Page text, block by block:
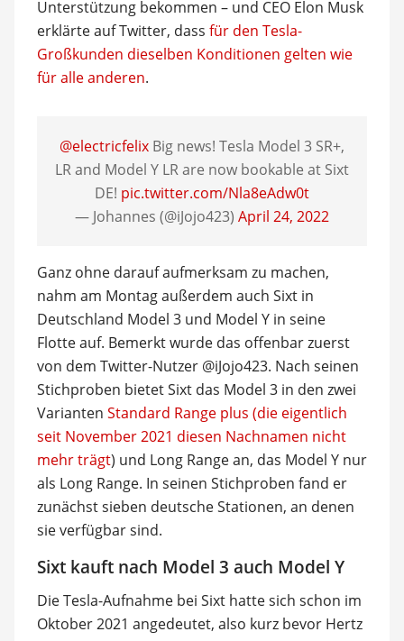
Unterstützung bekommen – und CEO Elon Musk
erklärte auf Twitter, dass für den Tesla-
Großkunden dieselben Konditionen gelten wie
für alle anderen.
@electricfelix Big news! Tesla Model 3 SR+,
LR and Model Y LR are now bookable at Sixt
DE! pic.twitter.com/Nla8eAdw0t
— Johannes (@iJojo423) April 24, 2022
Ganz ohne darauf aufmerksam zu machen,
nahm am Montag außerdem auch Sixt in
Deutschland Model 3 und Model Y in seine
Flotte auf. Bemerkt wurde das offenbar zuerst
von dem Twitter-Nutzer @iJojo423. Nach seinen
Stichproben bietet Sixt das Model 3 in den zwei
Varianten Standard Range plus (die eigentlich
seit November 2021 diesen Nachnamen nicht
mehr trägt) und Long Range an, das Model Y nur
als Long Range. In seinen Stichproben fand er
zunächst sieben deutsche Stationen, an denen
sie verfügbar sind.
Sixt kauft nach Model 3 auch Model Y
Die Tesla-Aufnahme bei Sixt hatte sich schon im
Oktober 2021 angedeutet, also kurz bevor Hertz